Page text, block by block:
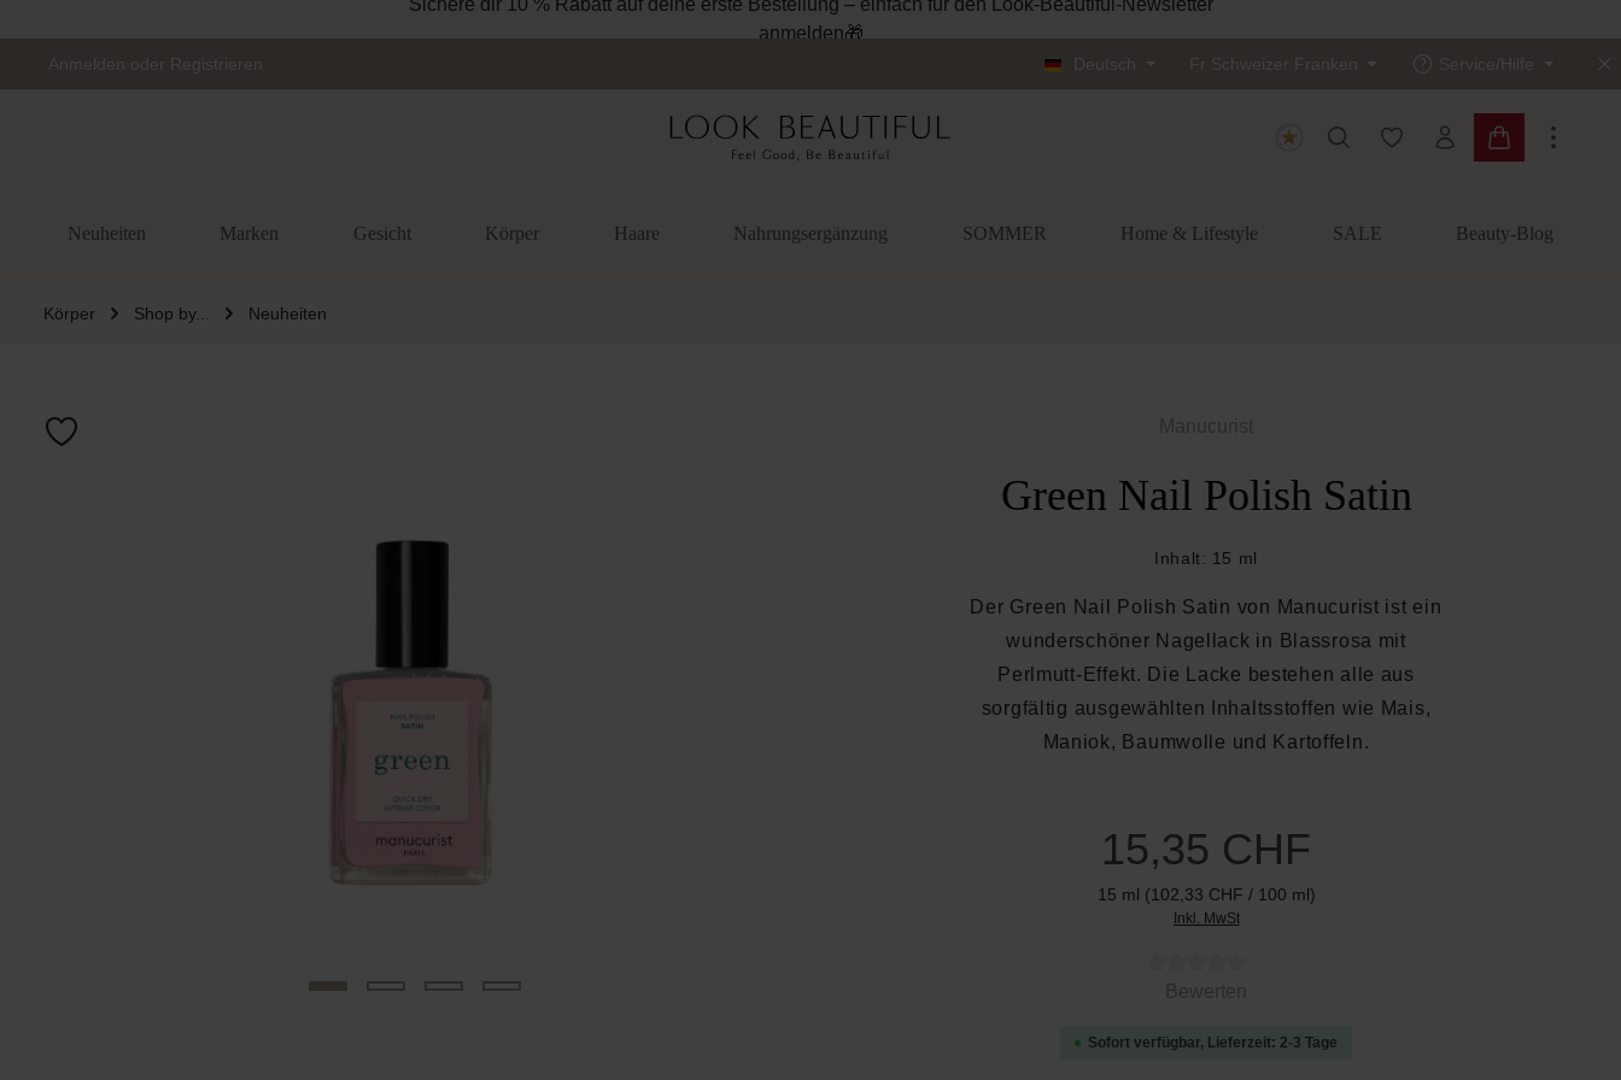
Sichere dir 10 % Rabatt auf deine erste Bestellung – einfach für den Look-Beautiful-Newsletter
anmelden🎁
Anmelden oder Registrieren Deutsch Fr Schweizer Franken Service/Hilfe
Du hast 0 Produkte auf
Warenkorb
Neuheiten Marken Gesicht Körper Haare Nahrungsergänzung SOMMER Home & Lifestyle SALE Beauty-Blog
Körper Shop by... Neuheiten
Manucurist
Green Nail Polish Satin
Inhalt: 15 ml
Der Green Nail Polish Satin von Manucurist ist ein
wunderschöner Nagellack in Blassrosa mit
Perlmutt-Effekt. Die Lacke bestehen alle aus
sorgfältig ausgewählten Inhaltsstoffen wie Mais,
Maniok, Baumwolle und Kartoffeln.
15,35 CHF
15 ml (102,33 CHF / 100 ml)
Inkl. MwSt
Durchschnittliche Bewertung von 0 von 5 Sternen
Bewerten
Sofort verfügbar, Lieferzeit: 2-3 Tage